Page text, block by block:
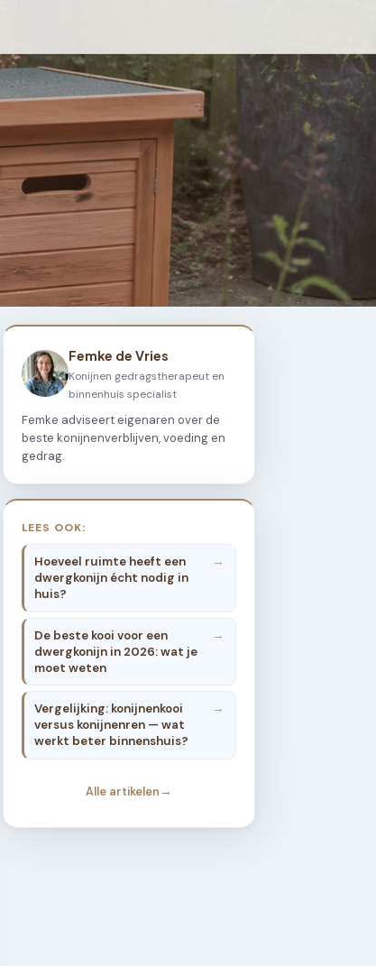
Femke de Vries
Konijnen gedragstherapeut en
binnenhuis specialist
Femke adviseert eigenaren over de
beste konijnenverblijven, voeding en
gedrag.
LEES OOK:
Hoeveel ruimte heeft een
dwergkonijn écht nodig in
huis?
De beste kooi voor een
dwergkonijn in 2026: wat je
moet weten
Vergelijking: konijnenkooi
versus konijnenren — wat
werkt beter binnenshuis?
Alle artikelen